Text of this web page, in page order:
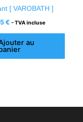
[ VAROBATH ]
€ - TVA incluse
au